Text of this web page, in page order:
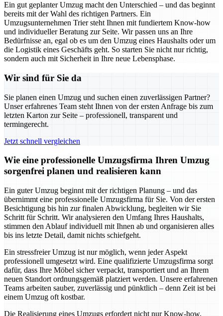
Ein gut geplanter Umzug macht den Unterschied – und das beginnt
bereits mit der Wahl des richtigen Partners. Ein
Umzugsunternehmen Trier steht Ihnen mit fundiertem Know-how
und individueller Beratung zur Seite. Wir passen uns an Ihre
Bedürfnisse an, egal ob es um den Umzug eines Haushalts oder um
die Logistik eines Geschäfts geht. So starten Sie nicht nur richtig,
sondern auch mit Sicherheit in Ihre neue Lebensphase.
Wir sind für Sie da
Sie planen einen Umzug und suchen einen zuverlässigen Partner?
Unser erfahrenes Team steht Ihnen von der ersten Anfrage bis zum
letzten Karton zur Seite – professionell, transparent und
termingerecht.
Jetzt schnell vergleichen
Wie eine professionelle Umzugsfirma Ihren Umzug
sorgenfrei planen und realisieren kann
Ein guter Umzug beginnt mit der richtigen Planung – und das
übernimmt eine professionelle Umzugsfirma für Sie. Von der ersten
Besichtigung bis hin zur finalen Abwicklung, begleiten wir Sie
Schritt für Schritt. Wir analysieren den Umfang Ihres Haushalts,
stimmen den Ablauf individuell mit Ihnen ab und organisieren alles
bis ins letzte Detail, damit nichts schiefgeht.
Ein stressfreier Umzug ist nur möglich, wenn jeder Aspekt
professionell umgesetzt wird. Eine qualifizierte Umzugsfirma sorgt
dafür, dass Ihre Möbel sicher verpackt, transportiert und an Ihrem
neuen Standort ordnungsgemäß platziert werden. Unsere erfahrenen
Teams arbeiten sauber, zuverlässig und pünktlich – denn Zeit ist bei
einem Umzug oft kostbar.
Die Realisierung eines Umzugs erfordert nicht nur Know-how,